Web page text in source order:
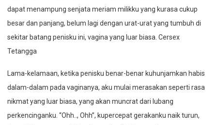
dapat menampung senjata meriam milikku yang kurasa cukup
besar dan panjang, belum lagi dengan urat-urat yang tumbuh di
sekitar batang penisku ini, vagina yang luar biasa. Cersex
Tetangga
Lama-kelamaan, ketika penisku benar-benar kuhunjamkan habis
dalam-dalam pada vaginanya, aku mulai merasakan seperti rasa
nikmat yang luar biasa, yang akan muncrat dari lubang
perkencinganku. “Ohh.., Ohh”, kupercepat gerakanku naik turun,